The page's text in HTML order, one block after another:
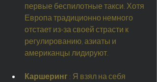
первые беспилотные такси. Хотя
Европа традиционно немного
отстает из-за своей страсти к
регулированию, азиаты и
американцы лидируют.
Каршеринг : Я взял на себя